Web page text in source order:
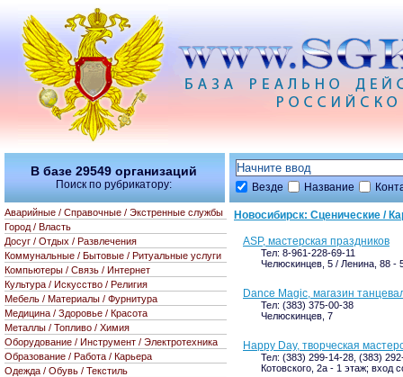
Везде Название
Новосибирск: Сценические /
ASP, мастерская праздников
Тел: 8-961-228-69-11
Челюскинцев, 5 / Ленина, 88 -
Dance Magic, магазин
Тел: (383) 375-00-38
Челюскинцев, 7
Happy Day, творческая
Тел: (383) 299-14-28, (383)
Котовского, 2а - 1 этаж; вход
В базе 29549 организаций
Поиск по рубрикатору:
Аварийные / Справочные / Экстренные службы
Город / Власть
Досуг / Отдых / Развлечения
Коммунальные / Бытовые / Ритуальные услуги
Компьютеры / Связь / Интернет
Культура / Искусство / Религия
Мебель / Материалы / Фурнитура
Медицина / Здоровье / Красота
Металлы / Топливо / Химия
Оборудование / Инструмент / Электротехника
Образование / Работа / Карьера
Одежда / Обувь / Текстиль